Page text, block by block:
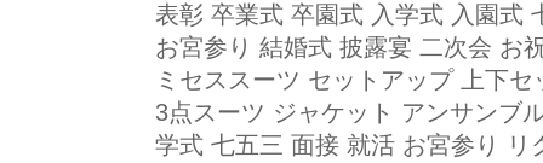
表彰 卒業式 卒園式 入学式 入園式
お宮参り 結婚式 披露宴 二次会 お
ミセススーツ セットアップ 上下
3点スーツ ジャケット アンサンブ
学式 七五三 面接 就活 お宮参り